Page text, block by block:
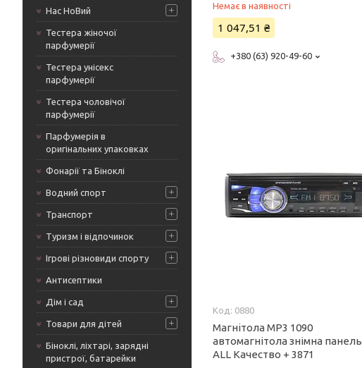
Нас НоВий
Тестера жіночої
парфумерії
Тестера унісекс
парфумерії
Тестера чоловічої
парфумерії
Парфумерія в
оригінальних упаковках
Фонарії та Біноклі
Водний спорт
Транспорт
Туризм і відпочинок
Ігрові різновиди спорту
Антисептики
Дім і сад
Товари для дітей
Біноклі, ліхтарі, зарядні
пристрої, батарейки
Немає в наявності
1 047,51 ₴
+380 (63) 920-49-60
0880
Магнітола MP3 1090
автомагнітола знімна панель
ALL Качество + 3871